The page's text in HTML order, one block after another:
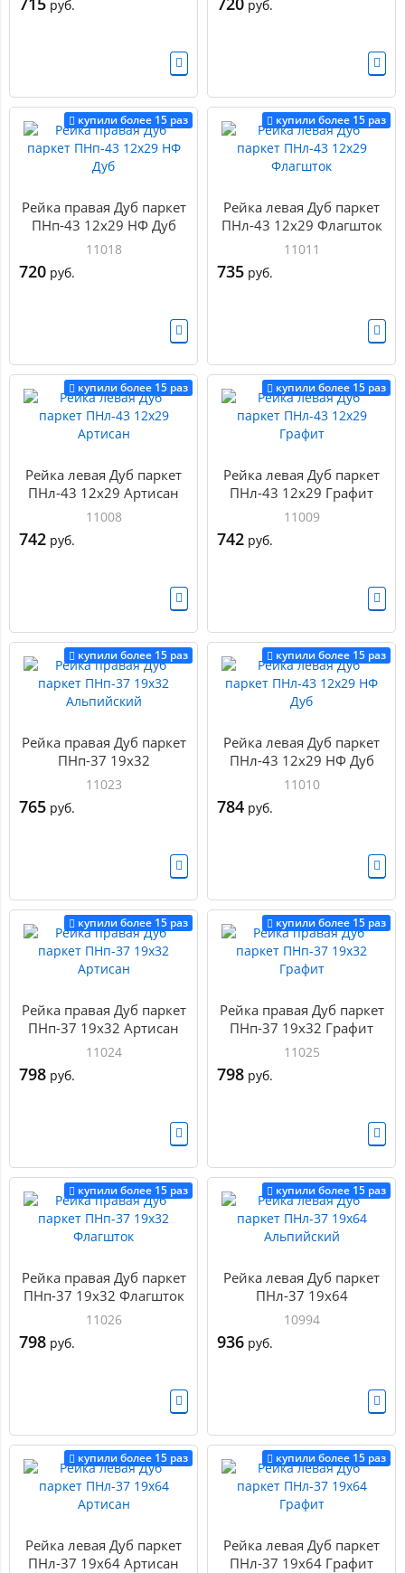
руб. руб.
купили более 15 раз
Рейка правая Дуб паркет
ПНп-43 12х29 НФ Дуб
11018
720 руб.
купили более 15 раз
Рейка левая Дуб паркет
ПНл-43 12х29 Флагшток
11011
735 руб.
купили более 15 раз
Рейка левая Дуб паркет
ПНл-43 12х29 Артисан
11008
742 руб.
купили более 15 раз
Рейка левая Дуб паркет
ПНл-43 12х29 Графит
11009
742 руб.
купили более 15 раз
Рейка правая Дуб паркет
ПНп-37 19х32
Альпийский
11023
765 руб.
купили более 15 раз
Рейка левая Дуб паркет
ПНл-43 12х29 НФ Дуб
11010
784 руб.
купили более 15 раз
Рейка правая Дуб паркет
ПНп-37 19х32 Артисан
11024
798 руб.
купили более 15 раз
Рейка правая Дуб паркет
ПНп-37 19х32 Графит
11025
798 руб.
купили более 15 раз
Рейка правая Дуб паркет
ПНп-37 19х32 Флагшток
11026
798 руб.
купили более 15 раз
Рейка левая Дуб паркет
ПНл-37 19х64
Альпийский
10994
936 руб.
купили более 15 раз
Рейка левая Дуб паркет
ПНл-37 19х64 Артисан
купили более 15 раз
Рейка левая Дуб паркет
ПНл-37 19х64 Графит